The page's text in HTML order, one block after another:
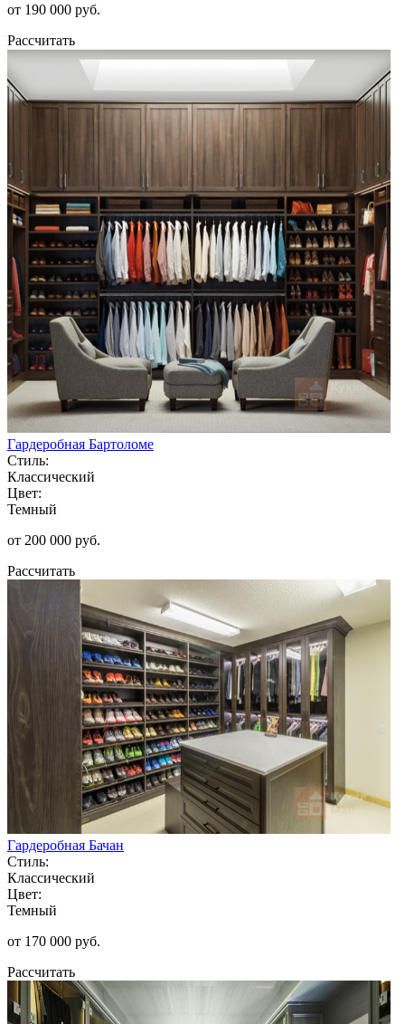
от 190 000 руб.
Рассчитать
Гардеробная Бартоломе
Стиль:
Классический
Цвет:
Темный
от 200 000 руб.
Рассчитать
Гардеробная Бачан
Стиль:
Классический
Цвет:
Темный
от 170 000 руб.
Рассчитать